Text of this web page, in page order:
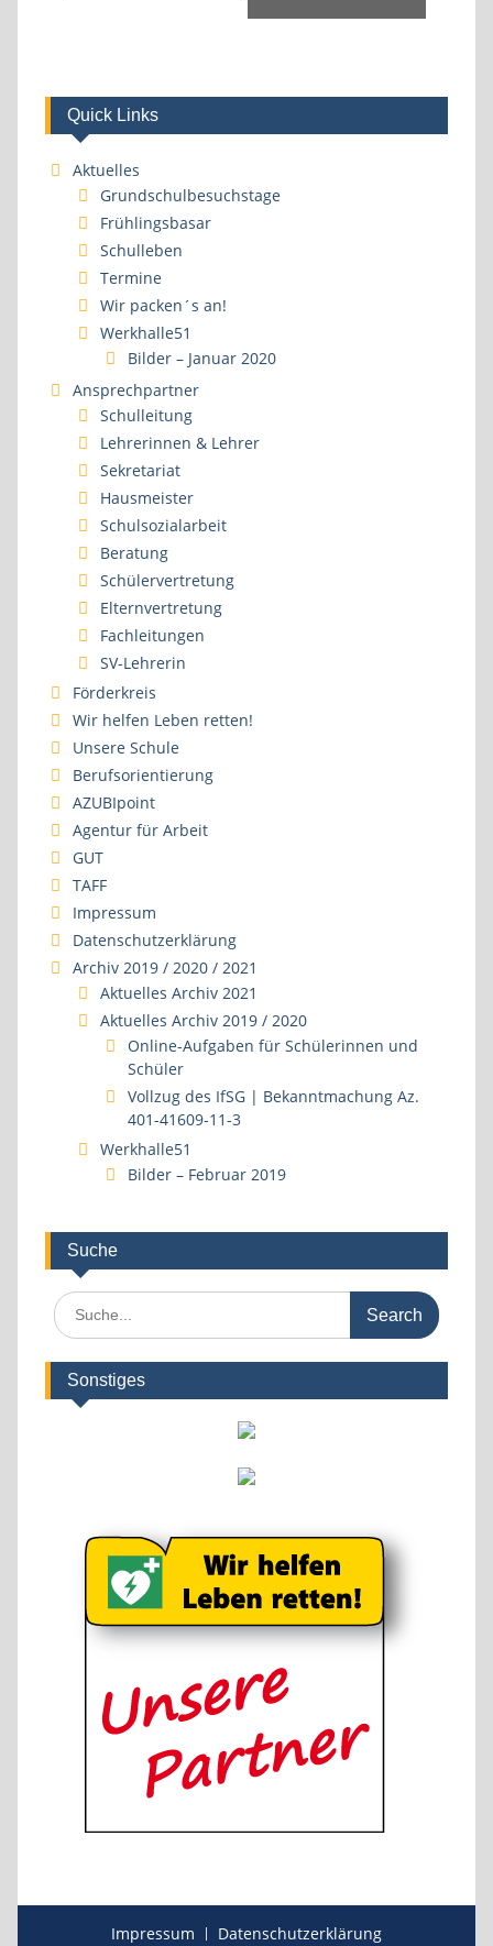
Quick Links
Aktuelles
Grundschulbesuchstage
Frühlingsbasar
Schulleben
Termine
Wir packen´s an!
Werkhalle51
Bilder – Januar 2020
Ansprechpartner
Schulleitung
Lehrerinnen & Lehrer
Sekretariat
Hausmeister
Schulsozialarbeit
Beratung
Schülervertretung
Elternvertretung
Fachleitungen
SV-Lehrerin
Förderkreis
Wir helfen Leben retten!
Unsere Schule
Berufsorientierung
AZUBIpoint
Agentur für Arbeit
GUT
TAFF
Impressum
Datenschutzerklärung
Archiv 2019 / 2020 / 2021
Aktuelles Archiv 2021
Aktuelles Archiv 2019 / 2020
Online-Aufgaben für Schülerinnen und
Schüler
Vollzug des IfSG | Bekanntmachung Az.
401-41609-11-3
Werkhalle51
Bilder – Februar 2019
Suche
Search
for:
Sonstiges
Impressum Datenschutzerklärung